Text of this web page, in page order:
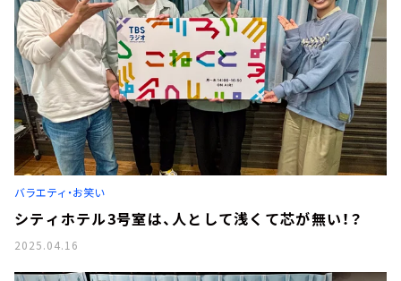
バラエティ・お笑い
シティホテル3号室は、人として浅くて芯が無い！？
2025.04.16